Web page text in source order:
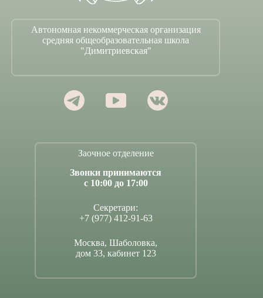
Автономная некоммерческая организация
средняя общеобразовательная школа
"Димитриевская"
Заочное отделение
Звонки принимаются
с 10:00 до 17:00
Секретари:
+7 (977) 412-91-63
Москва, Шаболовка,
дом 33, кабинет 123